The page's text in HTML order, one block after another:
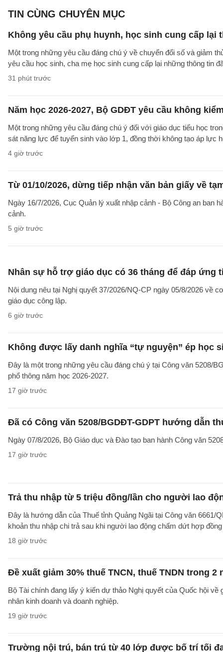
TIN CÙNG CHUYÊN MỤC
Không yêu cầu phụ huynh, học sinh cung cấp lại
Một trong những yêu cầu đáng chú ý về chuyển đổi số và giảm
yêu cầu học sinh, cha mẹ học sinh cung cấp lại những thông tin
31 phút trước
Năm học 2026-2027, Bộ GDĐT yêu cầu không
Một trong những yêu cầu đáng chú ý đối với giáo dục tiểu học
sát năng lực để tuyển sinh vào lớp 1, đồng thời không tạo áp
4 giờ trước
Từ 01/10/2026, dừng tiếp nhận văn bản giấy về
Ngày 16/7/2026, Cục Quản lý xuất nhập cảnh - Bộ Công an ban
cảnh.
5 giờ trước
Nhân sự hỗ trợ giáo dục có 36 tháng để đáp
Nội dung nêu tại Nghị quyết 37/2026/NQ-CP ngày 05/8/2026
giáo dục công lập.
6 giờ trước
Không được lấy danh nghĩa “tự nguyện” ép học
Đây là một trong những yêu cầu đáng chú ý tại Công văn 5208/
phổ thông năm học 2026-2027.
17 giờ trước
Đã có Công văn 5208/BGDĐT-GDPT hướng dẫn
Ngày 07/8/2026, Bộ Giáo dục và Đào tạo ban hành Công văn
17 giờ trước
Trả thu nhập từ 5 triệu đồng/lần cho người lao
Đây là hướng dẫn của Thuế tỉnh Quảng Ngãi tại Công văn
khoản thu nhập chi trả sau khi người lao động chấm dứt hợp
18 giờ trước
Đề xuất giảm 30% thuế TNCN, thuế TNDN trong 2
Bộ Tài chính đang lấy ý kiến dự thảo Nghị quyết của Quốc hội
nhân kinh doanh và doanh nghiệp.
19 giờ trước
Trường nội trú, bán trú từ 40 lớp được bố trí tối